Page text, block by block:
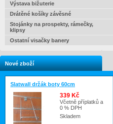
Výstava bižuterie
Drátěné košíky závěsné
Stojánky na prospekty, rámečky,
klipsy
Ostatní visačky banery
Nové zboží
Slatwall držák boty 60cm
339 Kč
Včetně příplatků a
0 % DPH
Skladem